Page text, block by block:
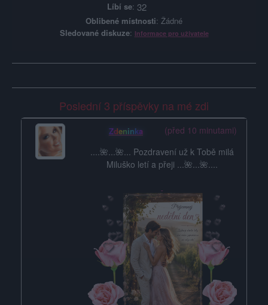
Líbí se: 32
Oblibené místnosti: Žádné
Sledované diskuze: Informace pro uživatele
Poslední 3 příspěvky na mé zdi
Zdeninka
(před 10 minutami)
....🌺...🌺... Pozdravení už k Tobě milá
Miluško letí a přeji ...🌺...🌺....